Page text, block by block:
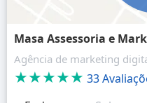
Masa Assessoria e
Agência de marketing
★★★★★ 33